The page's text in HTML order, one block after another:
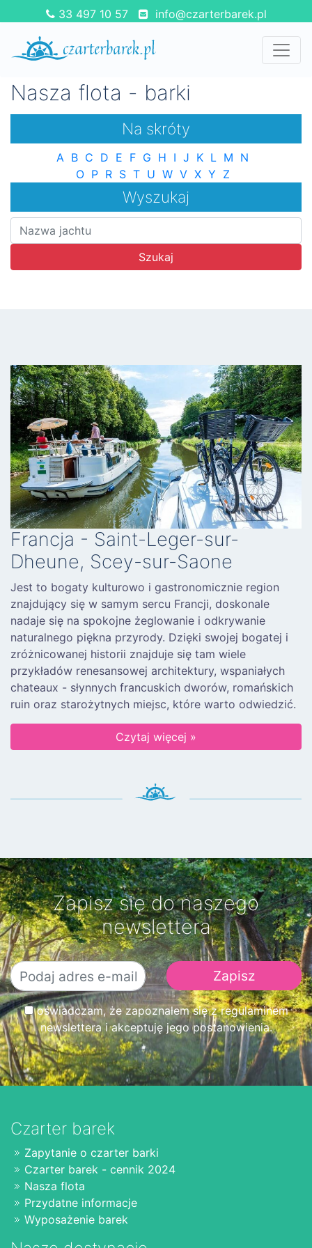
33 497 10 57 info@czarterbarek.pl
Nasza flota - barki
Na skróty
A B C D E F G H I J K L M N
O P R S T U W V X Y Z
Wyszukaj
Szukaj
Francja - Saint-Leger-sur-
Dheune, Scey-sur-Saone
Jest to bogaty kulturowo i gastronomicznie region
znajdujący się w samym sercu Francji, doskonale
nadaje się na spokojne żeglowanie i odkrywanie
naturalnego piękna przyrody. Dzięki swojej bogatej i
zróżnicowanej historii znajduje się tam wiele
przykładów renesansowej architektury, wspaniałych
chateaux - słynnych francuskich dworów, romańskich
ruin oraz starożytnych miejsc, które warto odwiedzić.
Czytaj więcej »
Zapisz się do naszego
newslettera
oświadczam, że zapoznałem się z regulaminem
newslettera i akceptuję jego postanowienia.
Czarter barek
Zapytanie o czarter barki
Czarter barek - cennik 2024
Nasza flota
Przydatne informacje
Wyposażenie barek